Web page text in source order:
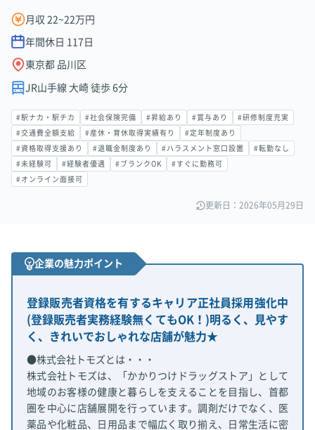
月収 22~22万円
年間休日 117 日
東京都 品川区
JR山手線 大崎 徒歩 6分
#駅ナカ・駅チカ #社会保険完備 #昇給あり #賞与あり #研修制度充実
#交通費全額支給 #産休・育休取得実績有り #定年制度あり
#資格取得支援あり #退職金制度あり #ハラスメント窓口設置 #転勤なし
#未経験可 #経験者優遇 #ブランクOK #すぐに勤務可
#オンライン面接可
更新日：2026年05月29日
企業の魅力ポイント
登録販売者資格を有するキャリア正社員採用強化中
(登録販売者実務経験無くてもOK！)明るく、見やす
く、きれいでおしゃれな店舗が魅力★
●株式会社トモズとは・・・
株式会社トモズは、「かかりつけドラッグストア」として
地域のお客様の健康と暮らしを支えることを目指し、首都
圏を中心に店舗展開を行っています。調剤だけでなく、医
薬品や化粧品、日用品まで幅広く取り揃え、日常生活に密